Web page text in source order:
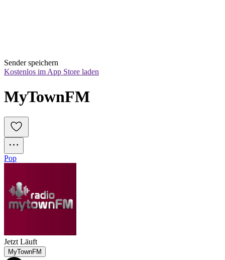
Sender speichern
Kostenlos im App Store laden
MyTownFM
Pop
Jetzt Läuft
MyTownFM